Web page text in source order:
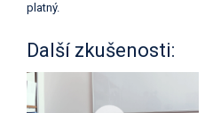
platný.
Další zkušenosti: